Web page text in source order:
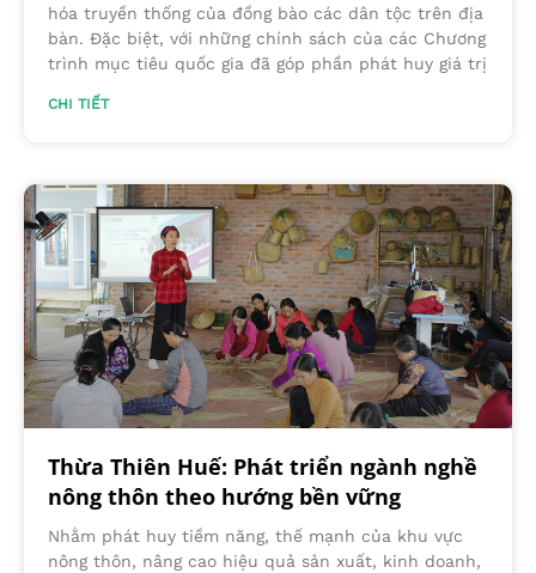
hóa truyền thống của đồng bào các dân tộc trên địa
bàn. Đặc biệt, với những chính sách của các Chương
trình mục tiêu quốc gia đã góp phần phát huy giá trị
CHI TIẾT
Thừa Thiên Huế: Phát triển ngành nghề
nông thôn theo hướng bền vững
Nhằm phát huy tiềm năng, thế mạnh của khu vực
nông thôn, nâng cao hiệu quả sản xuất, kinh doanh,